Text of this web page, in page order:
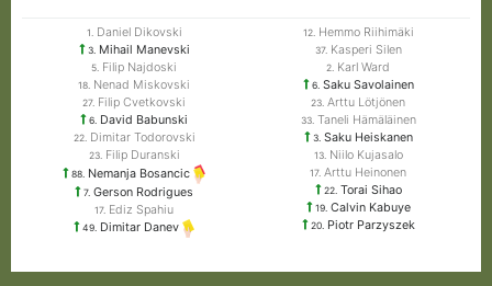
1. Daniel Dikovski
3.Mihail Manevski
5. Filip Najdoski
18. Nenad Miskovski
27. Filip Cvetkovski
6. David Babunski
22.Dimitar Todorovski
23.Filip Duranski
88. Nemanja Bosancic
7. Gerson Rodrigues
17. Ediz Spahiu
49. Dimitar Danev
12.Hemmo Riihimäki
37.Kasperi Silen
2. Karl Ward
6.Saku Savolainen
23. Arttu Lötjönen
33.Taneli Hämäläinen
3.Saku Heiskanen
13.Niilo Kujasalo
17. Arttu Heinonen
22.Torai Sihao
19.Calvin Kabuye
20.Piotr Parzyszek